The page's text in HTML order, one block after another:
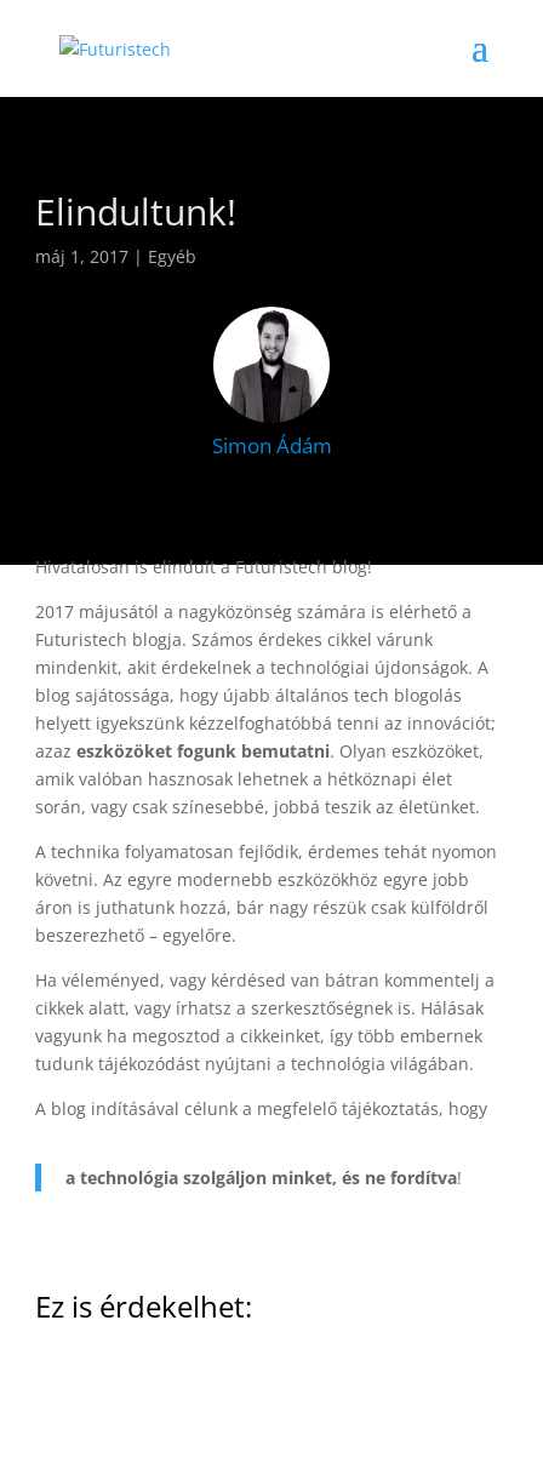
Elindultunk!
máj 1, 2017 | Egyéb
Simon Ádám
Hivatalosan is elindult a Futuristech blog!
2017 májusától a nagyközönség számára is elérhető a
Futuristech blogja. Számos érdekes cikkel várunk
mindenkit, akit érdekelnek a technológiai újdonságok. A
blog sajátossága, hogy újabb általános tech blogolás
helyett igyekszünk kézzelfoghatóbbá tenni az innovációt;
azazeszközöket fogunk bemutatni. Olyan eszközöket,
amik valóban hasznosak lehetnek a hétköznapi élet
során, vagy csak színesebbé, jobbá teszik az életünket.
A technika folyamatosan fejlődik, érdemes tehát nyomon
követni. Az egyre modernebb eszközökhöz egyre jobb
áron is juthatunk hozzá, bár nagy részük csak külföldről
beszerezhető – egyelőre.
Ha véleményed, vagy kérdésed van bátran kommentelj a
cikkek alatt, vagy írhatsz a szerkesztőségnek is. Hálásak
vagyunk ha megosztod a cikkeinket, így több embernek
tudunk tájékozódást nyújtani a technológia világában.
A blog indításával célunk a megfelelő tájékoztatás, hogy
a technológia szolgáljon minket, és ne fordítva!
Ez is érdekelhet: